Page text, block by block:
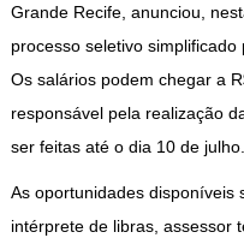
Grande Recife, anunciou,
processo seletivo
Os salários podem chegar a
responsável pela realização
ser feitas até o dia 10 de julho.
As oportunidades disponíveis
intérprete de libras, assessor